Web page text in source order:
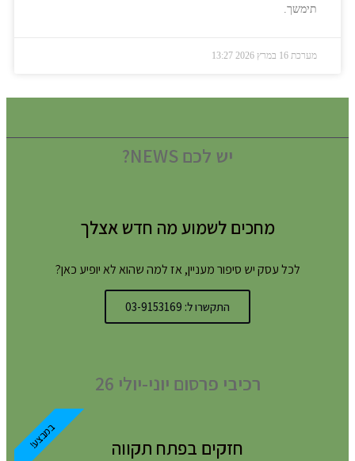
תימשך.
מערכת 16 במרץ 2026 13:27
יש לכם NEWS?
מחכים לשמוע מה חדש אצלך
לכל עסק יש סיפור מעניין, אז למה שהוא לא יופיע כאן?
התקשרו ל: 03-9153169
רכיבי פרסום יוני-יולי 26
חזקים בפתח תקווה במבצע!